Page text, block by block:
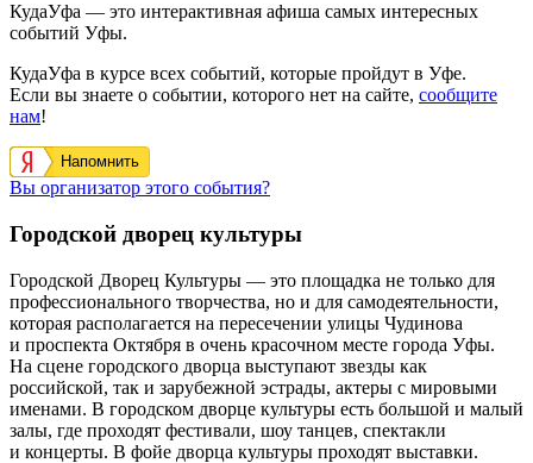
КудаУфа — это интерактивная афиша самых интересных
событий Уфы.
КудаУфа в курсе всех событий, которые пройдут в Уфе.
Если вы знаете о событии, которого нет на сайте, сообщите
нам!
Напомнить
Вы организатор этого события?
Городской дворец культуры
Городской Дворец Культуры — это площадка не только для
профессионального творчества, но и для самодеятельности,
которая располагается на пересечении улицы Чудинова
и проспекта Октября в очень красочном месте города Уфы.
На сцене городского дворца выступают звезды как
российской, так и зарубежной эстрады, актеры с мировыми
именами. В городском дворце культуры есть большой и малый
залы, где проходят фестивали, шоу танцев, спектакли
и концерты. В фойе дворца культуры проходят выставки.